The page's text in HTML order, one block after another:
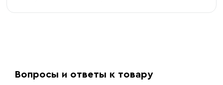
Вопросы и ответы к товару